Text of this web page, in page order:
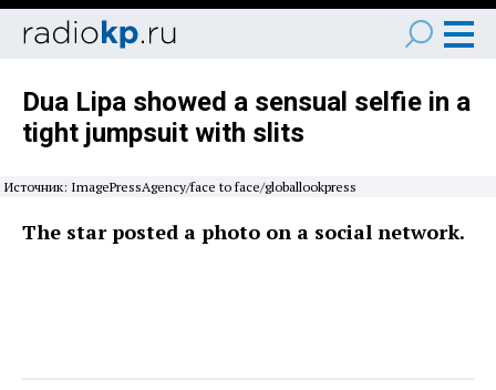
Dua Lipa showed a sensual selfie in a
tight jumpsuit with slits
Источник: ImagePressAgency/face to face/globallookpress
The star posted a photo on a social network.